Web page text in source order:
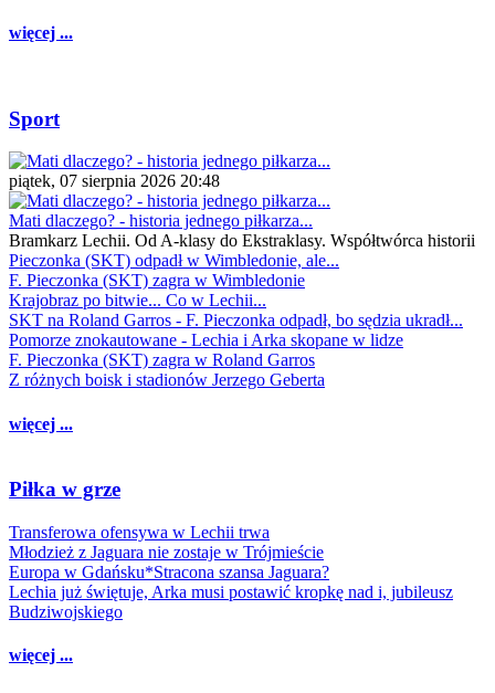
więcej ...
Sport
piątek, 07 sierpnia 2026 20:48
Mati dlaczego? - historia jednego piłkarza...
Bramkarz Lechii. Od A-klasy do Ekstraklasy. Współtwórca historii
Pieczonka (SKT) odpadł w Wimbledonie, ale...
F. Pieczonka (SKT) zagra w Wimbledonie
Krajobraz po bitwie... Co w Lechii...
SKT na Roland Garros - F. Pieczonka odpadł, bo sędzia ukradł...
Pomorze znokautowane - Lechia i Arka skopane w lidze
F. Pieczonka (SKT) zagra w Roland Garros
Z różnych boisk i stadionów Jerzego Geberta
więcej ...
Piłka w grze
Transferowa ofensywa w Lechii trwa
Młodzież z Jaguara nie zostaje w Trójmieście
Europa w Gdańsku*Stracona szansa Jaguara?
Lechia już świętuje, Arka musi postawić kropkę nad i, jubileusz
Budziwojskiego
więcej ...